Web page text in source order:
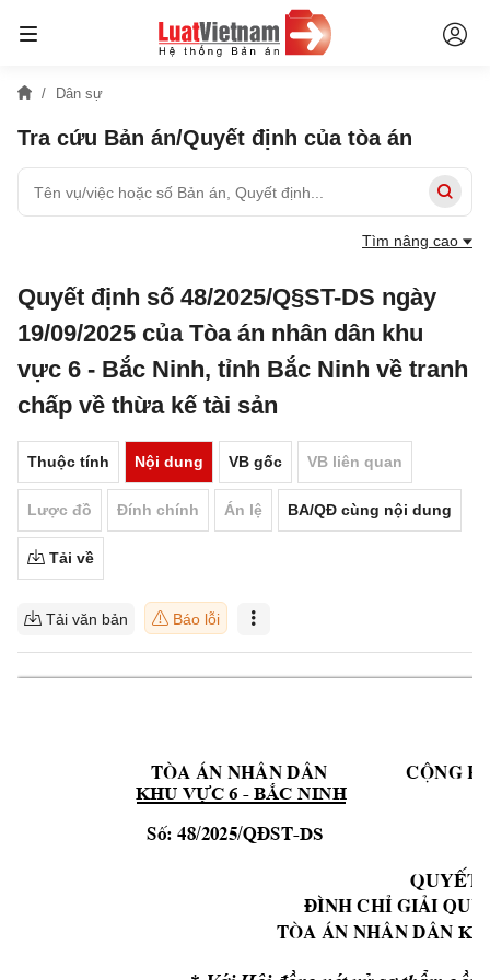
Dân sự
Tra cứu Bản án/Quyết định của tòa án
Tìm nâng cao
Quyết định số 48/2025/Q§ST-DS ngày
19/09/2025 của Tòa án nhân dân khu
vực 6 - Bắc Ninh, tỉnh Bắc Ninh về tranh
chấp về thừa kế tài sản
Thuộc tính Nội dung VB gốc VB liên quan
Lược đồ Đính chính Án lệ BA/QĐ cùng nội dung
Tải về
Tải văn bản Báo lỗi
Tßa ¸n nh©n d©n                 Céng
KHU VỰC 6 - BẮC NINH
  Sè: 48/2025/Q§ST
-DS
Tßa ¸n nh©n d©n
QuyÕt
®×nh chØ gi¶i qu